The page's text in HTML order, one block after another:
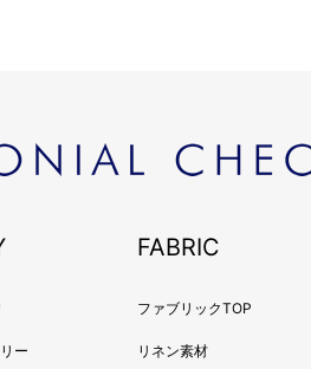
ー
FABRIC
ファブリックTOP
リネン素材